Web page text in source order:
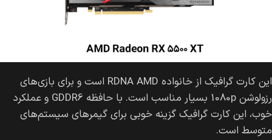
این کارت گرافیک از خانواده RDNA AMD است و برای بازی‌های
رزولوشن 1080p بسیار مناسب است. با حافظه GDDR6 و عملکرد
خوب، این کارت گرافیک گزینه خوبی برای گیمرهای سیستم‌های
متوسط است.